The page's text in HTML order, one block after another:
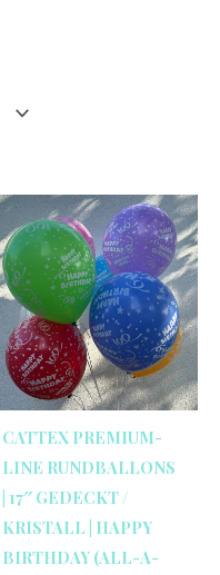
CATTEX PREMIUM-
LINE RUNDBALLONS
| 17″ GEDECKT /
KRISTALL | HAPPY
BIRTHDAY (ALL-A-